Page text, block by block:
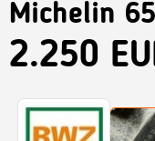
Michelin
2.250